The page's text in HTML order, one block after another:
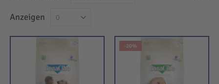
Anzeigen
-20%